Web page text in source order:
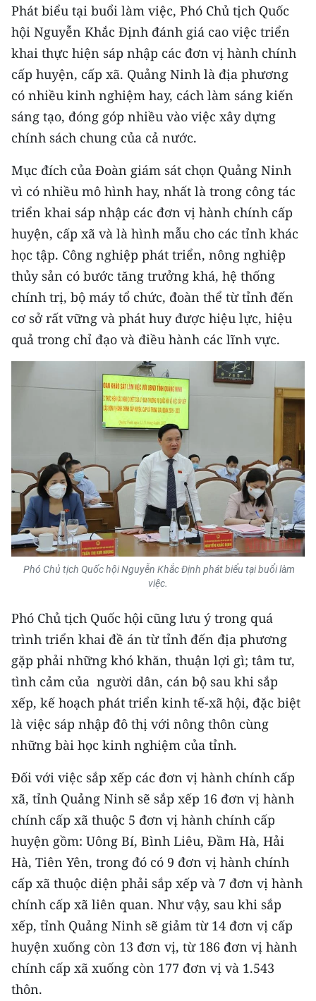
54 DÂN TỘC VIỆT NAM
CHƯƠNG TRÌNH OCOP - MỖI XÃ
MỘT SẢN PHẨM
RADIO
E-Magazine
Video
Media Chính trị
Media Kinh tế
Media Văn hóa
Media Xã hội
Media Pháp luật
Media Thể thao
Media Giáo dục
Media Y tế
Media Khoa học - Công nghệ
Ảnh
Infographic
TIN MỚI
TIN ĐỊA PHƯƠNG
Đồng bằng sông Hồng
Bắc Trung Bộ
Duyên hải Nam Trung Bộ và Tây
Nguyên
Đông Nam Bộ
Đồng bằng sông Cửu Long
Chuyên trang Hà Nội
Phát biểu tại buổi làm việc, Phó Chủ tịch Quốc
hội Nguyễn Khắc Định đánh giá cao việc triển
khai thực hiện sáp nhập các đơn vị hành chính
cấp huyện, cấp xã. Quảng Ninh là địa phương
có nhiều kinh nghiệm hay, cách làm sáng kiến
sáng tạo, đóng góp nhiều vào việc xây dựng
chính sách chung của cả nước.
Mục đích của Đoàn giám sát chọn Quảng Ninh
vì có nhiều mô hình hay, nhất là trong công tác
triển khai sáp nhập các đơn vị hành chính cấp
huyện, cấp xã và là hình mẫu cho các tỉnh khác
học tập. Công nghiệp phát triển, nông nghiệp
thủy sản có bước tăng trưởng khá, hệ thống
chính trị, bộ máy tổ chức, đoàn thể từ tỉnh đến
cơ sở rất vững và phát huy được hiệu lực, hiệu
quả trong chỉ đạo và điều hành các lĩnh vực.
Phó Chủ tịch Quốc hội Nguyễn Khắc Định phát biểu tại buổi làm
việc.
Phó Chủ tịch Quốc hội cũng lưu ý trong quá
trình triển khai đề án từ tỉnh đến địa phương
gặp phải những khó khăn, thuận lợi gì; tâm tư,
tình cảm của người dân, cán bộ sau khi sắp
xếp, kế hoạch phát triển kinh tế-xã hội, đặc biệt
là việc sáp nhập đô thị với nông thôn cùng
những bài học kinh nghiệm của tỉnh.
Đối với việc sắp xếp các đơn vị hành chính cấp
xã, tỉnh Quảng Ninh sẽ sắp xếp 16 đơn vị hành
chính cấp xã thuộc 5 đơn vị hành chính cấp
huyện gồm: Uông Bí, Bình Liêu, Đầm Hà, Hải
Hà, Tiên Yên, trong đó có 9 đơn vị hành chính
cấp xã thuộc diện phải sắp xếp và 7 đơn vị hành
chính cấp xã liên quan. Như vậy, sau khi sắp
xếp, tỉnh Quảng Ninh sẽ giảm từ 14 đơn vị cấp
huyện xuống còn 13 đơn vị, từ 186 đơn vị hành
chính cấp xã xuống còn 177 đơn vị và 1.543
thôn.